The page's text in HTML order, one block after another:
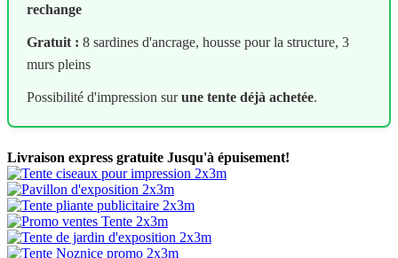
rechange
Gratuit : 8 sardines d'ancrage, housse pour la structure, 3
murs pleins
Possibilité d'impression surune tente déjà achetée.
Livraison express gratuite Jusqu'à épuisement!